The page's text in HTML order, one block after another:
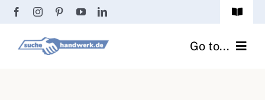
Zum
springen
Toggle
Passwort vergessen? Go to...